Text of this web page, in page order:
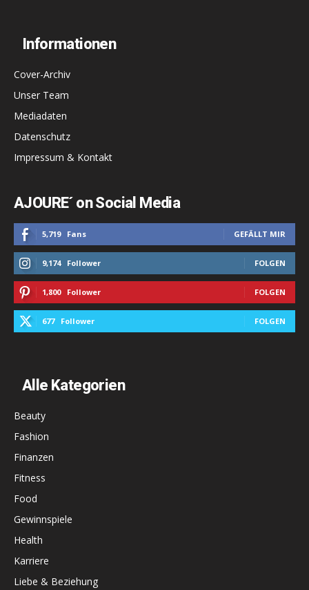
Informationen
Cover-Archiv
Unser Team
Mediadaten
Datenschutz
Impressum & Kontakt
AJOURE´ on Social Media
5,719 Fans GEFÄLLT MIR
9,174 Follower FOLGEN
1,800 Follower FOLGEN
677 Follower FOLGEN
Alle Kategorien
Beauty
Fashion
Finanzen
Fitness
Food
Gewinnspiele
Health
Karriere
Liebe & Beziehung